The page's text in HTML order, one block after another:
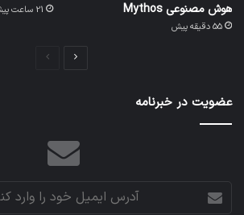
هوش مصنوعی Mythos
55 دقیقه پیش
21 ساعت پیش
عضویت در خبرنامه
آدرس
ایمیل